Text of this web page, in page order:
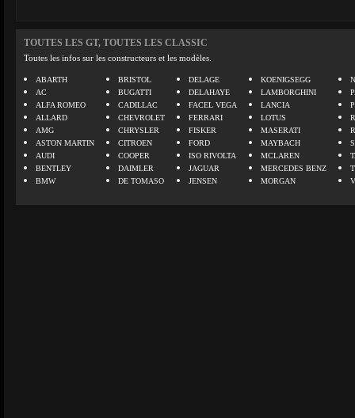
TOUTES LES GT, TOUTES LES CLASSIC
Toutes les infos sur les constructeurs et les modèles.
ABARTH
AC
ALFA ROMEO
ALLARD
AMG
ASTON MARTIN
AUDI
BENTLEY
BMW
BRISTOL
BUGATTI
CADILLAC
CHEVROLET
CHRYSLER
CITROEN
COOPER
DAIMLER
DE TOMASO
DELAGE
DELAHAYE
FACEL VEGA
FERRARI
FISKER
FORD
ISO RIVOLTA
JAGUAR
JENSEN
KOENIGSEGG
LAMBORGHINI
LANCIA
LOTUS
MASERATI
MAYBACH
MCLAREN
MERCEDES BENZ
MORGAN